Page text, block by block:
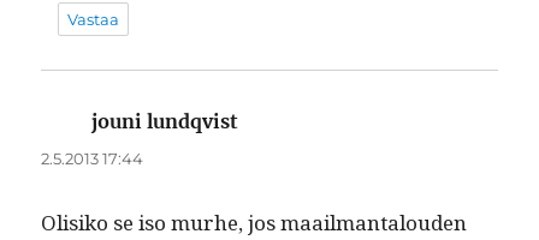
Vastaa
jouni lundqvist
2.5.2013 17:44
Olisiko se iso murhe, jos maail­man­talouden